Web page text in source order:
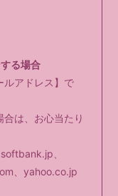
る場合
ルアドレス】で
は、お心当たり
、
、yahoo.co.jp